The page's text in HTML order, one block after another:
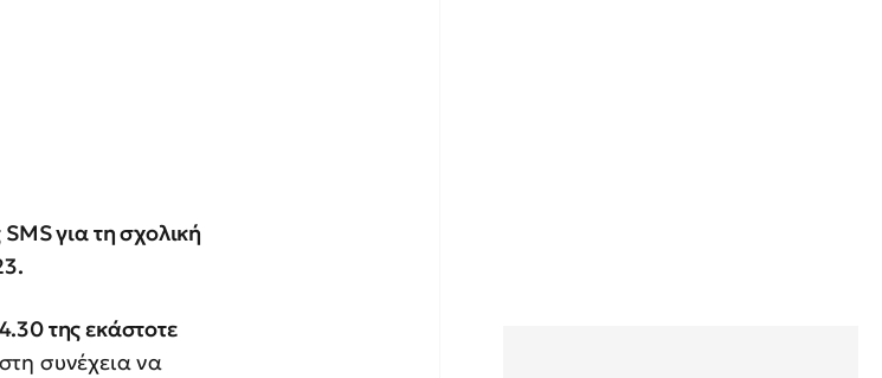
για τη σχολική
της εκάστοτε
συνέχεια να